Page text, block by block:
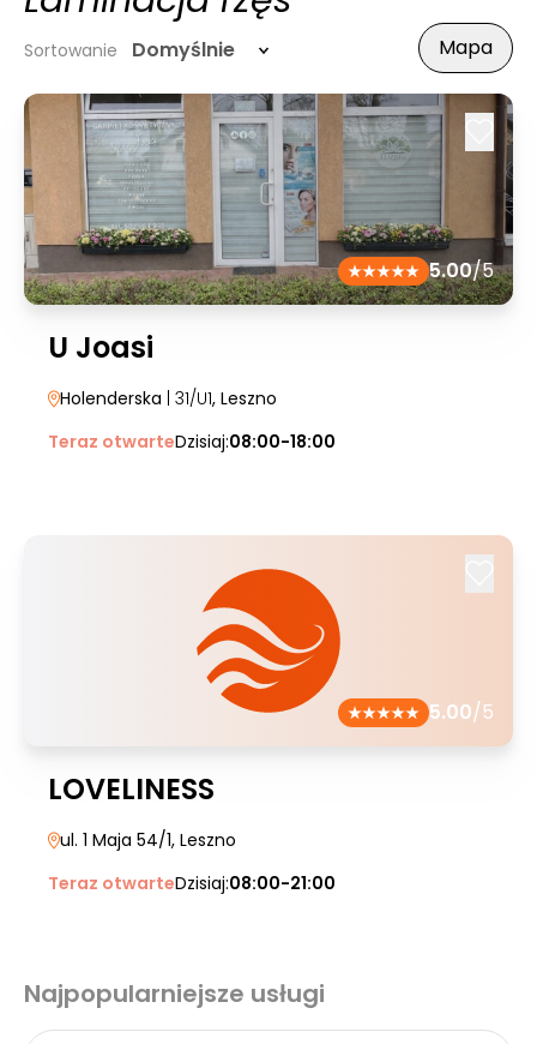
Sortowanie Domyślnie Mapa
5.00/5
U Joasi
Holenderska | 31/U1, Leszno
Teraz otwarteDzisiaj:08:00-18:00
5.00/5
LOVELINESS
ul. 1 Maja 54/1, Leszno
Teraz otwarteDzisiaj:08:00-21:00
Najpopularniejsze usługi